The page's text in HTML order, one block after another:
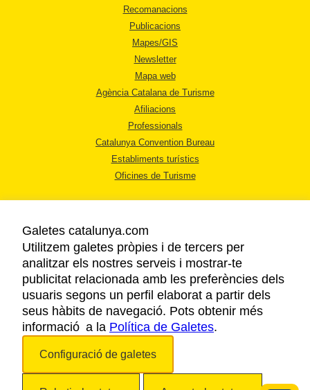
Recomanacions
Publicacions
Mapes/GIS
Newsletter
Mapa web
Agència Catalana de Turisme
Afiliacions
Professionals
Catalunya Convention Bureau
Establiments turístics
Oficines de Turisme
AVÍS LEGAL
POLÍTICA DE PRIVACITAT
COOKIES
ACCESSIBILITAT
Galetes catalunya.com
Utilitzem galetes pròpies i de tercers per
analitzar els nostres serveis i mostrar-te
publicitat relacionada amb les preferències dels
usuaris segons un perfil elaborat a partir dels
seus hàbits de navegació. Pots obtenir més
informació a la Política de Galetes.
Configuració de galetes